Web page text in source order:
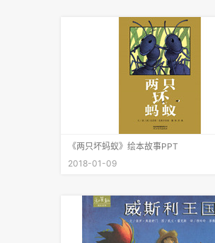
《两只坏蚂蚁》绘本故事PPT
2018-01-09